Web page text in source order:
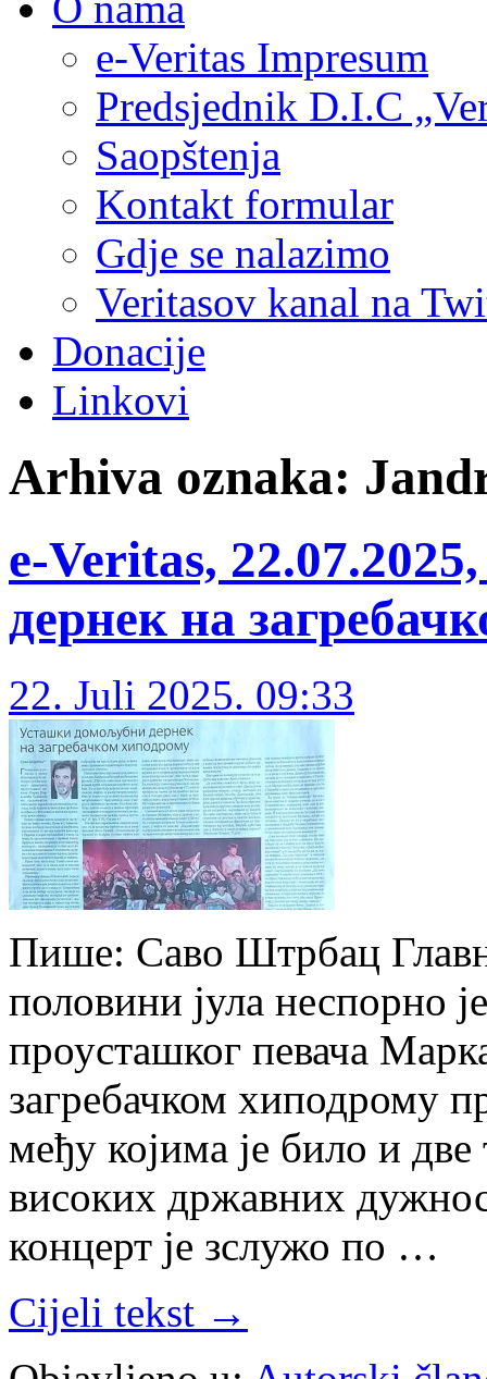
e-Veritas Impresum
Predsjednik D.I.C
Saopštenja
Kontakt formular
Gdje se nalazimo
Veritasov kanal na
Donacije
Linkovi
Arhiva oznaka:
e-Veritas,
дернек на
22. Juli 2025. 09:33
Пише: Саво Штрбац
половини јула неспорно
проусташког певача
загребачком хиподрому
међу којима је било и
високих државних
концерт је зслужо по …
Cijeli tekst →